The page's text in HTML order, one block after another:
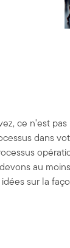
ce n'est
dans
au
sur la